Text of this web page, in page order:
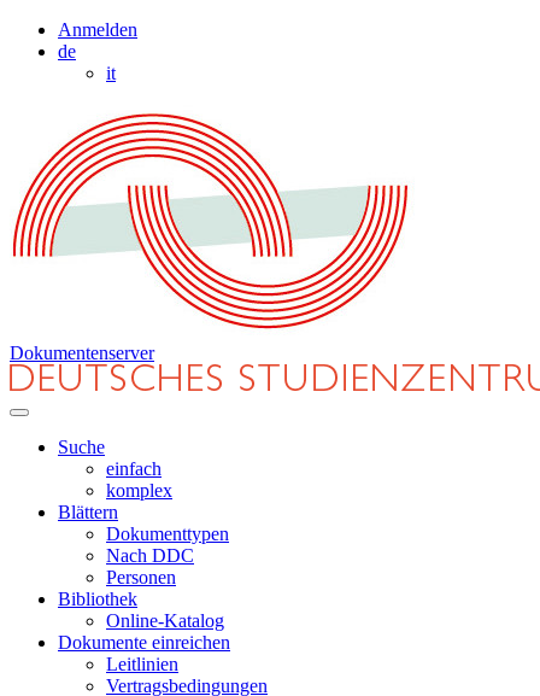
Anmelden
de
it
Dokumentenserver
Suche
einfach
komplex
Blättern
Dokumenttypen
Nach DDC
Personen
Bibliothek
Online-Katalog
Dokumente einreichen
Leitlinien
Vertragsbedingungen